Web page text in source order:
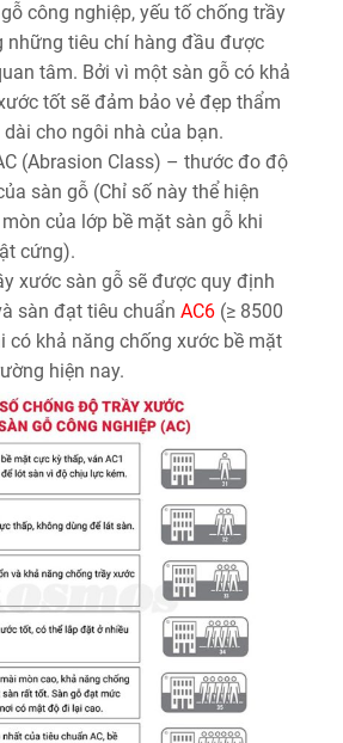
công nghiệp, yếu tố chống trầy
những tiêu chí hàng đầu được
tâm. Bởi vì một sàn gỗ có khả
tốt sẽ đảm bảo vẻ đẹp thẩm
cho ngôi nhà của bạn.
(Abrasion Class) – thước đo độ
sàn gỗ (Chỉ số này thể hiện
của lớp bề mặt sàn gỗ khi
cứng).
xước sàn gỗ sẽ được quy định
sàn đạt tiêu chuẩn AC6 (≥ 8500
có khả năng chống xước bề mặt
hiện nay.